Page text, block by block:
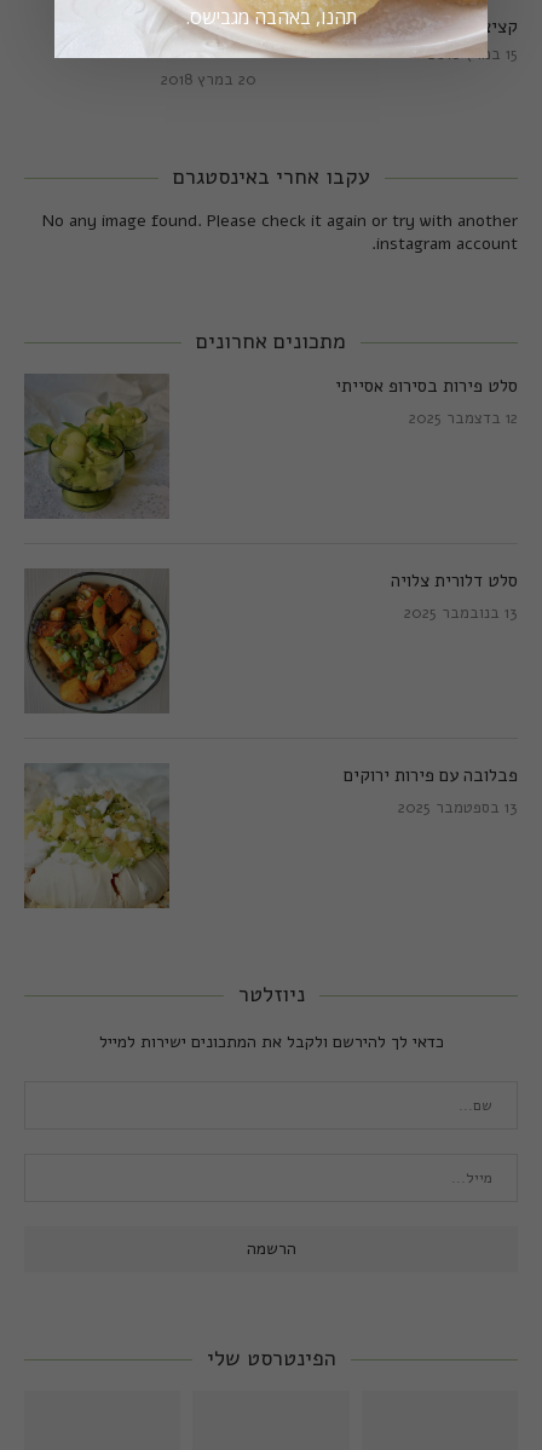
קציצות כרישה טבעוניות
מושלמות
20 במרץ 2018
קציצות כרישה מושלמות
15 במרץ 2018
עקבו אחרי באינסטגרם
No any image found. Please check it again or try with another
instagram account.
מתכונים אחרונים
סלט פירות בסירופ אסייתי
12 בדצמבר 2025
סלט דלורית צלויה
13 בנובמבר 2025
פבלובה עם פירות ירוקים
13 בספטמבר 2025
ניוזלטר
כדאי לך להירשם ולקבל את המתכונים ישירות למייל
הפינטרסט שלי
תהנו, באהבה מגבישס.